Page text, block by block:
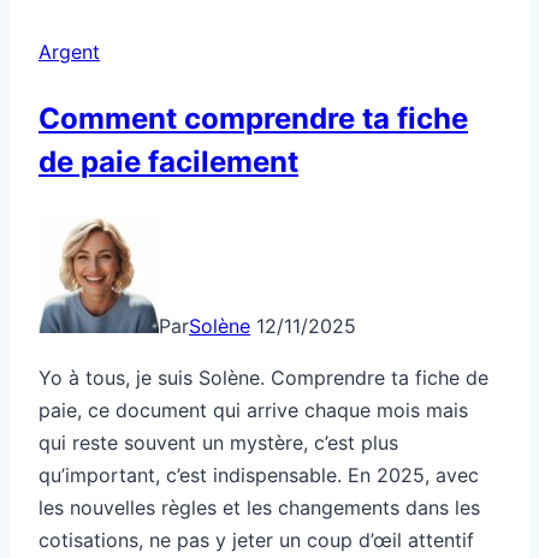
Argent
Comment comprendre ta fiche
de paie facilement
ParSolène 12/11/2025
Yo à tous, je suis Solène. Comprendre ta fiche de
paie, ce document qui arrive chaque mois mais
qui reste souvent un mystère, c’est plus
qu’important, c’est indispensable. En 2025, avec
les nouvelles règles et les changements dans les
cotisations, ne pas y jeter un coup d’œil attentif